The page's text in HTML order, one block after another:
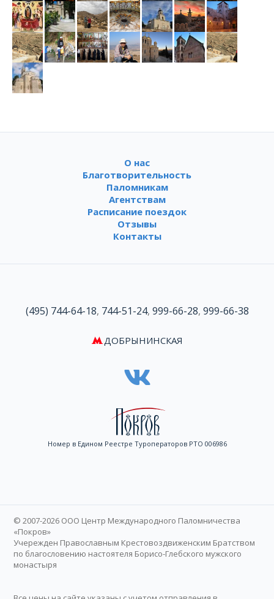
О нас
Благотворительность
Паломникам
Агентствам
Расписание поездок
Отзывы
Контакты
(495) 744-64-18, 744-51-24, 999-66-28, 999-66-38
ДОБРЫНИНСКАЯ
Номер в Едином Реестре Туроператоров РТО 006986
© 2007-2026 ООО Центр Международного Паломничества
«Покров»
Учережден Православным Крестовоздвиженским Братством
по благословению настоятеля Борисо-Глебского мужского
монастыря